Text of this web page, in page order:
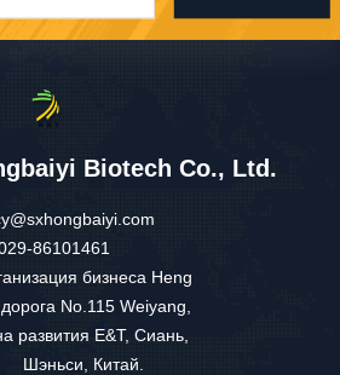
Biotech Co., Ltd.
86101461
бизнеса Heng
No.115 Weiyang,
развития E&T, Сиань,
Шэньси, Китай.